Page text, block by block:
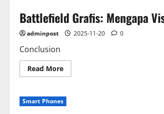
Battlefield Grafis: Mengapa
adminpost 2025-11-20 0
Conclusion
Read MoreRead
more
Grafis:
Mengapa
Visual
Smart Phones